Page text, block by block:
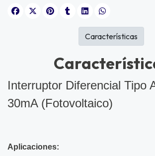
Interruptor Diferencial Tipo
30mA (Fotovoltaico)
Aplicaciones:
Características